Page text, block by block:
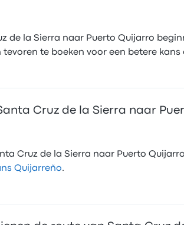
de la Sierra naar Puerto Quijarro
te boeken voor een betere
Cruz de la Sierra naar
Cruz de la Sierra naar Puerto
Quijarreño.